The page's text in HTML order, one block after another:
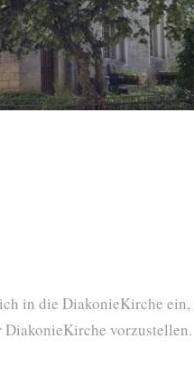
in die DiakonieKirche
vorzustellen.